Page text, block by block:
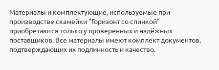
Материалы и комплектующие, используемые при
производстве скамейки "Горизонт со спинкой"
приобретаются только у проверенных и надёжных
поставщиков. Все материалы имеют комплект документов,
подтверждающих их подлинность и качество.